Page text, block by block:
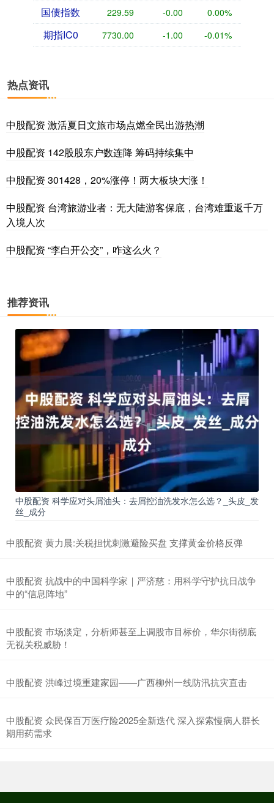
国债指数 229.59 -0.00 0.00%
期指IC0 7730.00 -1.00 -0.01%
热点资讯
中股配资 激活夏日文旅市场点燃全民出游热潮
中股配资 142股股东户数连降 筹码持续集中
中股配资 301428，20%涨停！两大板块大涨！
中股配资 台湾旅游业者：无大陆游客保底，台湾难重返千万
入境人次
中股配资 “李白开公交”，咋这么火？
推荐资讯
中股配资 科学应对头屑油头：去屑控油洗发水怎么选？_头皮_发
丝_成分
中股配资 黄力晨:关税担忧刺激避险买盘 支撑黄金价格反弹
中股配资 抗战中的中国科学家｜严济慈：用科学守护抗日战争
中的“信息阵地”
中股配资 市场淡定，分析师甚至上调股市目标价，华尔街彻底
无视关税威胁！
中股配资 洪峰过境重建家园——广西柳州一线防汛抗灾直击
中股配资 众民保百万医疗险2025全新迭代 深入探索慢病人群长
期用药需求